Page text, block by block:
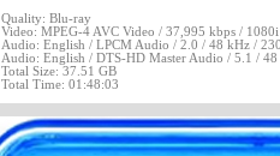
Quality: Blu-ray
Video: MPEG-4 AVC Video / 37,995 kbps /
Audio: English / LPCM Audio / 2.0 / 48 kHz /
Audio: English / DTS-HD Master Audio / 5.1 /
Total Size: 37.51 GB
Total Time: 01:48:03